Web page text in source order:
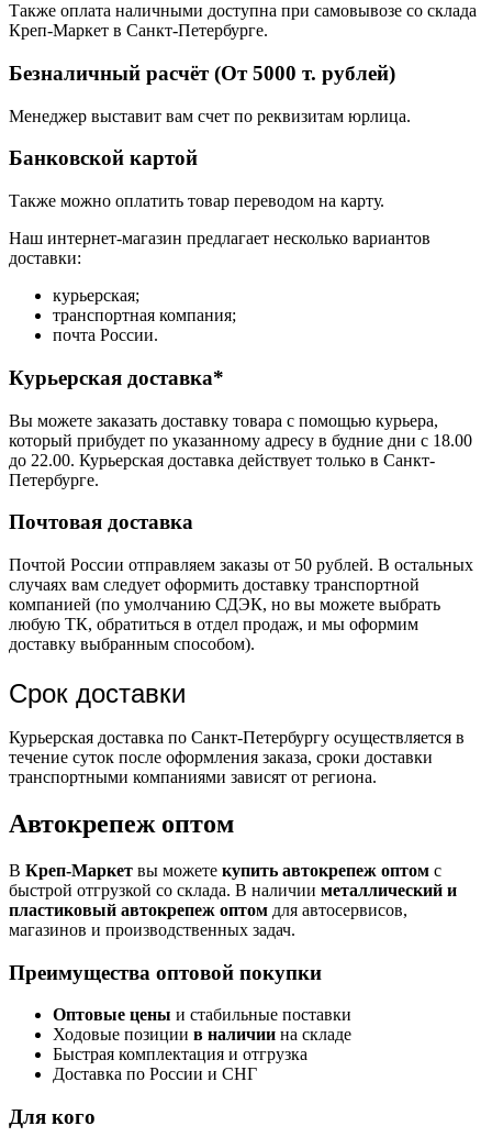
Также оплата наличными доступна при самовывозе со склада
Креп-Маркет в Санкт-Петербурге.
Безналичный расчёт (От 5000 т. рублей)
Менеджер выставит вам счет по реквизитам юрлица.
Банковской картой
Также можно оплатить товар переводом на карту.
Наш интернет-магазин предлагает несколько вариантов
доставки:
курьерская;
транспортная компания;
почта России.
Курьерская доставка*
Вы можете заказать доставку товара с помощью курьера,
который прибудет по указанному адресу в будние дни с 18.00
до 22.00. Курьерская доставка действует только в Санкт-
Петербурге.
Почтовая доставка
Почтой России отправляем заказы от 50 рублей. В остальных
случаях вам следует оформить доставку транспортной
компанией (по умолчанию СДЭК, но вы можете выбрать
любую ТК, обратиться в отдел продаж, и мы оформим
доставку выбранным способом).
Срок доставки
Курьерская доставка по Санкт-Петербургу осуществляется в
течение суток после оформления заказа, сроки доставки
транспортными компаниями зависят от региона.
Автокрепеж оптом
В Креп-Маркет вы можете купить автокрепеж оптом с
быстрой отгрузкой со склада. В наличии металлический и
пластиковый автокрепеж оптом для автосервисов,
магазинов и производственных задач.
Преимущества оптовой покупки
Оптовые цены и стабильные поставки
Ходовые позиции в наличии на складе
Быстрая комплектация и отгрузка
Доставка по России и СНГ
Для кого